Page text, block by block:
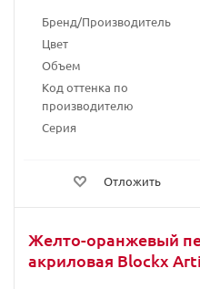
Бренд/Производитель
Цвет
Объем
Код оттенка по
производителю
Серия
Отложить
Желто-оранжевый
акриловая Blockx